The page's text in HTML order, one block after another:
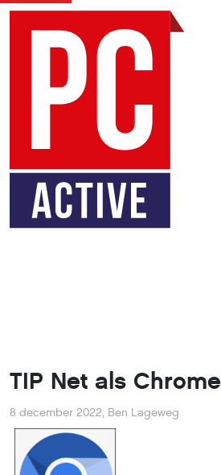
TIP Net als Chrome
8 december 2022, Ben Lageweg